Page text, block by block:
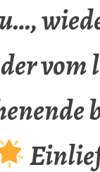
vom